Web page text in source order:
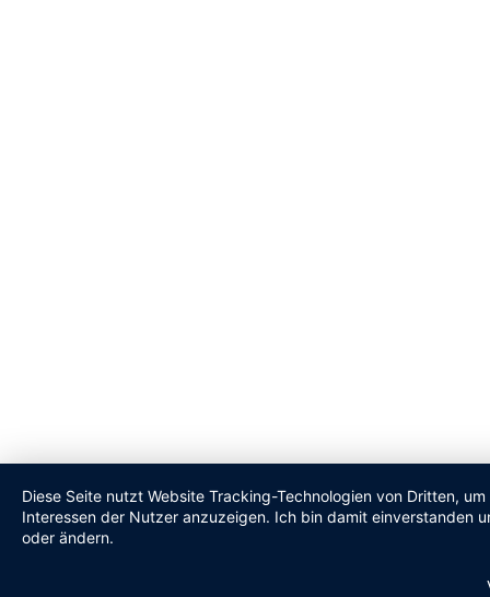
Diese Seite nutzt Website Tracking-Technologien von Dritten,
Interessen der Nutzer anzuzeigen. Ich bin damit einverstanden
oder ändern.